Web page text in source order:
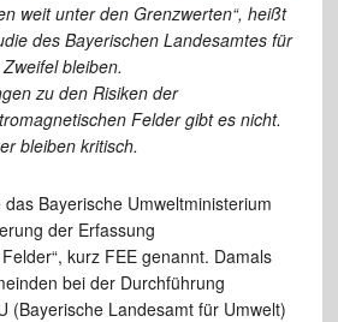
weit unter den Grenzwerten“, heißt
des Bayerischen Landesamtes für
bleiben.
zu den Risiken der
Felder gibt es nicht.
bleiben kritisch.
Bayerische Umweltministerium
der Erfassung
kurz FEE genannt. Damals
bei der Durchführung
(Bayerische Landesamt für Umwelt)